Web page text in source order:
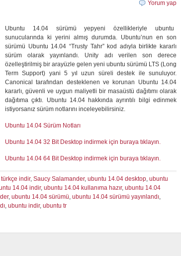
Yorum yap
Ubuntu 14.04 sürümü yepyeni özellikleriyle ubuntu
sunucularında ki yerini almış durumda. Ubuntu’nun en son
sürümü Ubuntu 14.04 “Trusty Tahr” kod adıyla birlikte kararlı
sürüm olarak yayınlandı. Unity adı verilen son derece
özelleştirilmiş bir arayüzle gelen yeni ubuntu sürümü LTS (Long
Term Support) yani 5 yıl uzun süreli destek ile sunuluyor.
Canonical tarafından desteklenen ve korunan Ubuntu 14.04
kararlı, güvenli ve uygun maliyetli bir masaüstü dağıtımı olarak
dağıtıma çıktı. Ubuntu 14.04 hakkında ayrıntılı bilgi edinmek
istiyorsanız sürüm notlarını inceleyebilirsiniz.
Ubuntu 14.04 Sürüm Notları
Ubuntu 14.04 32 Bit Desktop indirmek için buraya tıklayın.
Ubuntu 14.04 64 Bit Desktop indirmek için buraya tıklayın.
indir, Saucy Salamander, ubuntu 14.04 desktop, ubuntu
14.04 indir, ubuntu 14.04 kullanıma hazır, ubuntu 14.04
, ubuntu 14.04 sürümü, ubuntu 14.04 sürümü yayınlandı,
, ubuntu indir, ubuntu tr